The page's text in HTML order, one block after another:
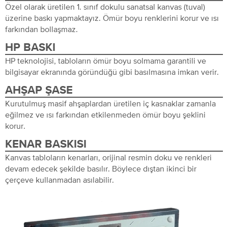
Özel olarak üretilen 1. sınıf dokulu sanatsal kanvas (tuval)
üzerine baskı yapmaktayız. Ömür boyu renklerini korur ve ısı
farkından bollaşmaz.
HP BASKI
HP teknolojisi, tabloların ömür boyu solmama garantili ve
bilgisayar ekranında göründüğü gibi basılmasına imkan verir.
AHŞAP ŞASE
Kurutulmuş masif ahşaplardan üretilen iç kasnaklar zamanla
eğilmez ve ısı farkından etkilenmeden ömür boyu şeklini
korur.
KENAR BASKISI
Kanvas tabloların kenarları, orijinal resmin doku ve renkleri
devam edecek şekilde basılır. Böylece dıştan ikinci bir
çerçeve kullanmadan asılabilir.